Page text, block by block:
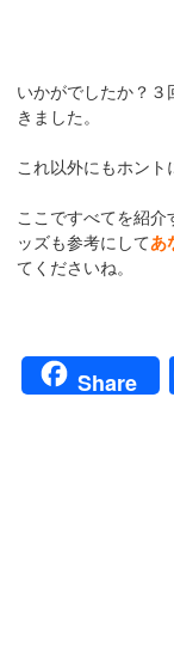
いかがでしたか？３
きました。
これ以外にもホント
ここですべてを紹
ッズも参考にしてあ
てくださいね。
Share